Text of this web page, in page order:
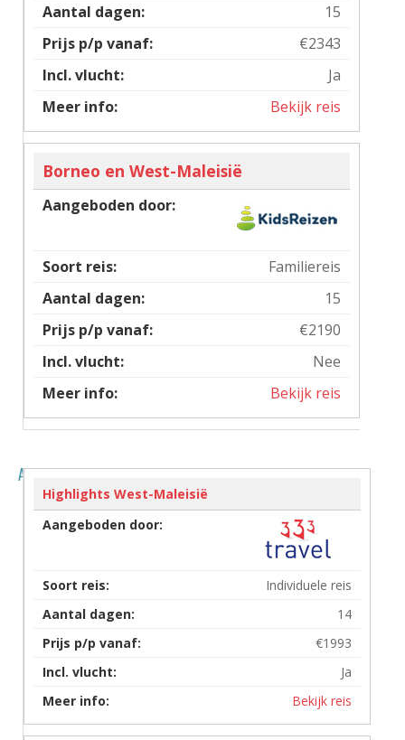
15
€2343
Ja
Bekijk reis
Borneo en West-Maleisië
Familiereis
15
€2190
Nee
Bekijk reis
Alle reizen
Highlights West-Maleisië
Individuele reis
14
€1993
Ja
Bekijk reis